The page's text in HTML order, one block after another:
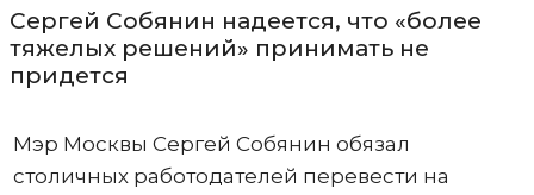
Сергей Собянин надеется, что «более
тяжелых решений» принимать не
придется
Мэр Москвы Сергей Собянин обязал
столичных работодателей перевести на